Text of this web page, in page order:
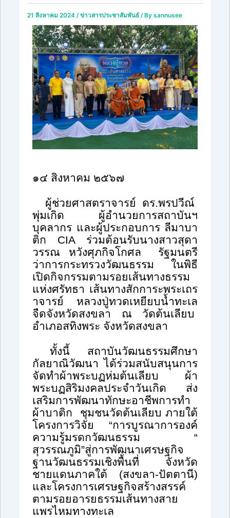
21 สิงหาคม 2024 /ข่าวสารประชาสัมพันธ์/ By sannusee
๑๔ สิงหาคม ๒๕๖๗
ผู้ช่วยศาสตราจารย์ ดร.พรปวีณ์
พุ่มเกิด ผู้อำนวยการสถาบันฯ
บุคลากร และผู้ประกอบการ ลีมาบา
ติก CIA ร่วมต้อนรับนางสาวสุดา
วรรณ หวังศุภกิจโกศล รัฐมนตรี
ว่าการกระทรวงวัฒนธรรม ในพิธี
เปิดกิจกรรมตามรอยเส้นทางธรรม
แห่งศรัทธา เส้นทางสักการะพระเถร
าจารย์ หลวงปู่ทวดเหยียบน้ำทะเล
จืดจังหวัดสงขลา ณ วัดต้นเลียบ
อำเภอสทิงพระ จังหวัดสงขลา
ทั้งนี้ สถาบันวัฒนธรรมศึกษา
กัลยาณิวัฒนา ได้ร่วมสนับสนุนการ
จัดทำผ้าพระบฏห่มต้นเลียบ ผ้า
พระบฏสิริมงคลประจำวันเกิด ส่ง
เสริมการพัฒนาทักษะอาชีพการทำ
ผ้าบาติก ชุมชนวัดต้นเลียบ ภายใต้
โครงการวิจัย “การบูรณาการองค์
ความรู้มรดกวัฒนธรรม “
สุวรรณภูมิ”สู่การพัฒนาเศรษฐกิจ
ฐานวัฒนธรรมเชิงพื้นที่ จังหวัด
ชายแดนภาคใต้ (สงขลา-ปัตตานี)
และโครงการเศรษฐกิจสร้างสรรค์
ตามรอยอารยธรรมเส้นทางสาย
แพรไหมทางทะเล